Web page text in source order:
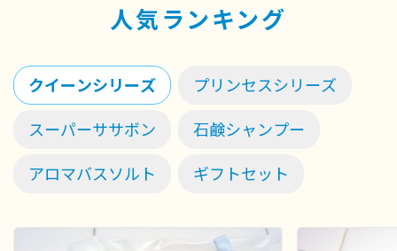
人気ランキング
クイーンシリーズ プリンセスシリーズ
スーパーササボン 石鹸シャンプー
アロマバスソルト ギフトセット